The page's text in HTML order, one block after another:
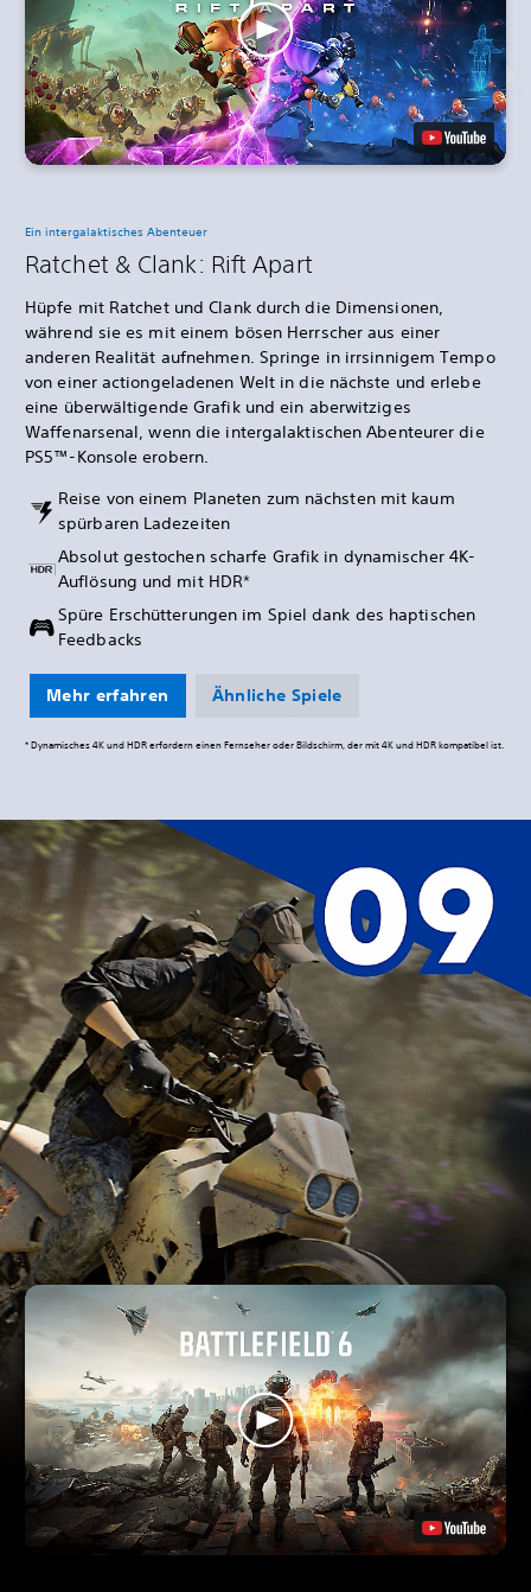
Ein intergalaktisches Abenteuer
Ratchet & Clank: Rift Apart
Hüpfe mit Ratchet und Clank durch die Dimensionen,
während sie es mit einem bösen Herrscher aus einer
anderen Realität aufnehmen. Springe in irrsinnigem Tempo
von einer actiongeladenen Welt in die nächste und erlebe
eine überwältigende Grafik und ein aberwitziges
Waffenarsenal, wenn die intergalaktischen Abenteurer die
PS5™-Konsole erobern.
Reise von einem Planeten zum nächsten mit kaum
spürbaren Ladezeiten
Absolut gestochen scharfe Grafik in dynamischer 4K-
Auflösung und mit HDR*
Spüre Erschütterungen im Spiel dank des haptischen
Feedbacks
Mehr erfahren Ähnliche Spiele
* Dynamisches 4K und HDR erfordern einen Fernseher oder Bildschirm, der mit 4K und HDR kompatibel ist.